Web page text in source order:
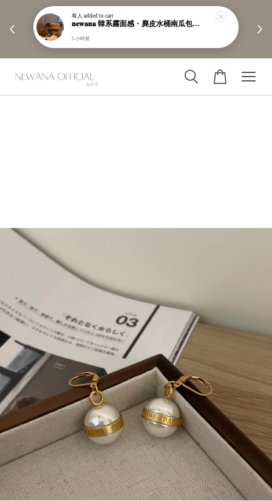
        【分享購物評價💬】贈$30元購物金
有人 added to cart
𝐧𝐞𝐰𝐚𝐧𝐚 韓系霧面感・麂皮水桶南瓜包｜通勤日常包｜高級皮革｜現貨＋預購【nk62】
5 小時前